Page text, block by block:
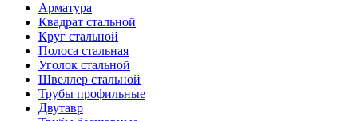
Арматура
Квадрат стальной
Круг стальной
Полоса стальная
Уголок стальной
Швеллер стальной
Трубы профильные
Двутавр